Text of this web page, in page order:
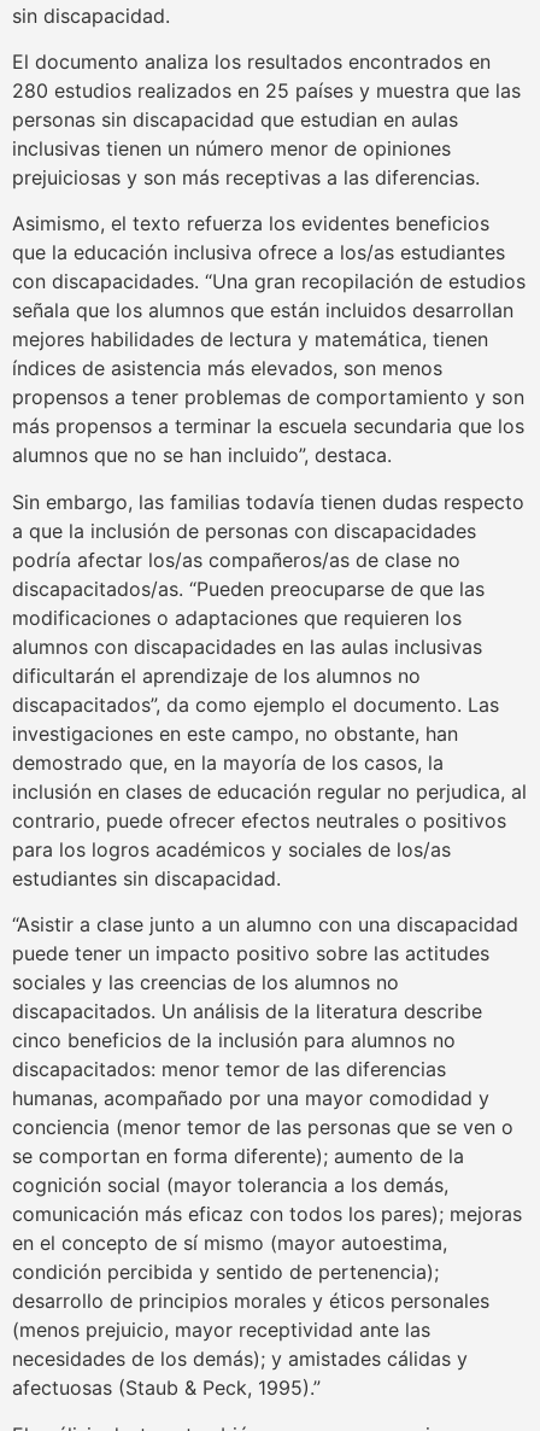
sin discapacidad.
El documento analiza los resultados encontrados en
280 estudios realizados en 25 países y muestra que las
personas sin discapacidad que estudian en aulas
inclusivas tienen un número menor de opiniones
prejuiciosas y son más receptivas a las diferencias.
Asimismo, el texto refuerza los evidentes beneficios
que la educación inclusiva ofrece a los/as estudiantes
con discapacidades. “Una gran recopilación de estudios
señala que los alumnos que están incluidos desarrollan
mejores habilidades de lectura y matemática, tienen
índices de asistencia más elevados, son menos
propensos a tener problemas de comportamiento y son
más propensos a terminar la escuela secundaria que los
alumnos que no se han incluido”, destaca.
Sin embargo, las familias todavía tienen dudas respecto
a que la inclusión de personas con discapacidades
podría afectar los/as compañeros/as de clase no
discapacitados/as. “Pueden preocuparse de que las
modificaciones o adaptaciones que requieren los
alumnos con discapacidades en las aulas inclusivas
dificultarán el aprendizaje de los alumnos no
discapacitados”, da como ejemplo el documento. Las
investigaciones en este campo, no obstante, han
demostrado que, en la mayoría de los casos, la
inclusión en clases de educación regular no perjudica, al
contrario, puede ofrecer efectos neutrales o positivos
para los logros académicos y sociales de los/as
estudiantes sin discapacidad.
“Asistir a clase junto a un alumno con una discapacidad
puede tener un impacto positivo sobre las actitudes
sociales y las creencias de los alumnos no
discapacitados. Un análisis de la literatura describe
cinco beneficios de la inclusión para alumnos no
discapacitados: menor temor de las diferencias
humanas, acompañado por una mayor comodidad y
conciencia (menor temor de las personas que se ven o
se comportan en forma diferente); aumento de la
cognición social (mayor tolerancia a los demás,
comunicación más eficaz con todos los pares); mejoras
en el concepto de sí mismo (mayor autoestima,
condición percibida y sentido de pertenencia);
desarrollo de principios morales y éticos personales
(menos prejuicio, mayor receptividad ante las
necesidades de los demás); y amistades cálidas y
afectuosas (Staub & Peck, 1995).”